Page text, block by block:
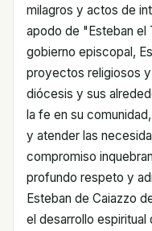
milagros y actos de
apodo de "Esteban el
gobierno episcopal,
proyectos religiosos
diócesis y sus
la fe en su
y atender las
compromiso
profundo respeto y
Esteban de Caiazzo
el desarrollo